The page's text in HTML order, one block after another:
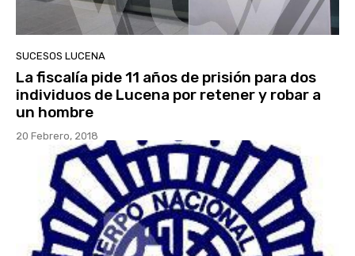
SUCESOS LUCENA
La fiscalía pide 11 años de prisión para dos
individuos de Lucena por retener y robar a
un hombre
20 Febrero, 2018